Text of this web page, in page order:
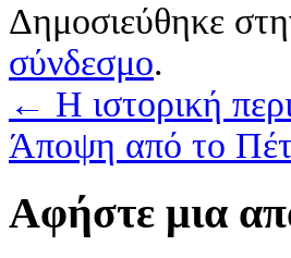
Δημοσιεύθηκε
σύνδεσμο.
← Η ιστορική
Άποψη από το
Αφήστε μια